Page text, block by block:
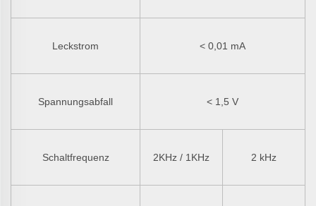
Leckstrom < 0,01 mA
Spannungsabfall < 1,5 V
Schaltfrequenz 2KHz / 1KHz 2 kHz